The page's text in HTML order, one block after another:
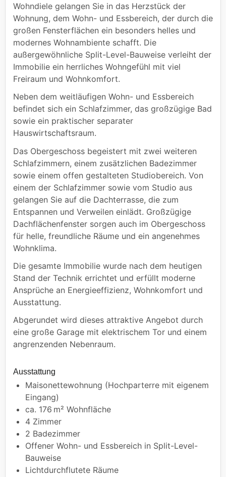
Wohndiele gelangen Sie in das Herzstück der
Wohnung, dem Wohn- und Essbereich, der durch die
großen Fensterflächen ein besonders helles und
modernes Wohnambiente schafft. Die
außergewöhnliche Split-Level-Bauweise verleiht der
Immobilie ein herrliches Wohngefühl mit viel
Freiraum und Wohnkomfort.
Neben dem weitläufigen Wohn- und Essbereich
befindet sich ein Schlafzimmer, das großzügige Bad
sowie ein praktischer separater
Hauswirtschaftsraum.
Das Obergeschoss begeistert mit zwei weiteren
Schlafzimmern, einem zusätzlichen Badezimmer
sowie einem offen gestalteten Studiobereich. Von
einem der Schlafzimmer sowie vom Studio aus
gelangen Sie auf die Dachterrasse, die zum
Entspannen und Verweilen einlädt. Großzügige
Dachflächenfenster sorgen auch im Obergeschoss
für helle, freundliche Räume und ein angenehmes
Wohnklima.
Die gesamte Immobilie wurde nach dem heutigen
Stand der Technik errichtet und erfüllt moderne
Ansprüche an Energieeffizienz, Wohnkomfort und
Ausstattung.
Abgerundet wird dieses attraktive Angebot durch
eine große Garage mit elektrischem Tor und einem
angrenzenden Nebenraum.
Ausstattung
Maisonettewohnung (Hochparterre mit eigenem
Eingang)
ca. 176 m² Wohnfläche
4 Zimmer
2 Badezimmer
Offener Wohn- und Essbereich in Split-Level-
Bauweise
Lichtdurchflutete Räume